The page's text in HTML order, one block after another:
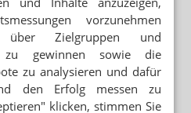
vorzunehmen
über Zielgruppen und
zu gewinnen sowie die
zu analysieren und dafür
den Erfolg messen zu
klicken, stimmen Sie
abgeben